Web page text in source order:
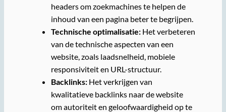
headers om zoekmachines te helpen de
inhoud van een pagina beter te begrijpen.
Technische optimalisatie:Het verbeteren
van de technische aspecten van een
website, zoals laadsnelheid, mobiele
responsiviteit en URL-structuur.
Backlinks:Het verkrijgen van
kwalitatieve backlinks naar de website
om autoriteit en geloofwaardigheid op te